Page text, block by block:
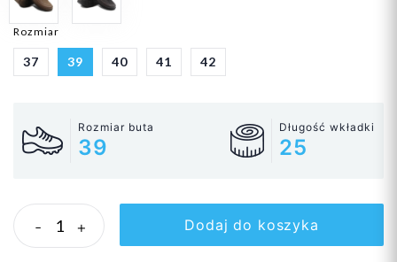
Rozmiar
37 39 40 41 42
Rozmiar buta
39
Długość wkładki
25
- + Dodaj do koszyka